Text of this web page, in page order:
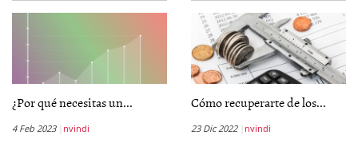
¿Por qué necesitas un...
4 Feb 2023 nvindi
Cómo recuperarte de los...
23 Dic 2022 nvindi